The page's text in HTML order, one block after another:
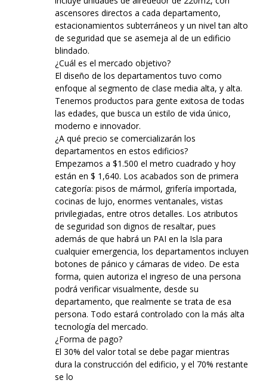
ascensores directos a cada departamento,
estacionamientos subterráneos y un nivel tan alto
de seguridad que se asemeja al de un edificio
blindado.
¿Cuál es el mercado objetivo?
El diseño de los departamentos tuvo como
enfoque al segmento de clase media alta, y alta.
Tenemos productos para gente exitosa de todas
las edades, que busca un estilo de vida único,
moderno e innovador.
¿A qué precio se comercializarán los
departamentos en estos edificios?
Empezamos a $1.500 el metro cuadrado y hoy
están en $ 1,640. Los acabados son de primera
categoría: pisos de mármol, grifería importada,
cocinas de lujo, enormes ventanales, vistas
privilegiadas, entre otros detalles. Los atributos
de seguridad son dignos de resaltar, pues
además de que habrá un PAI en la Isla para
cualquier emergencia, los departamentos incluyen
botones de pánico y cámaras de video. De esta
forma, quien autoriza el ingreso de una persona
podrá verificar visualmente, desde su
departamento, que realmente se trata de esa
persona. Todo estará controlado con la más alta
tecnología del mercado.
¿Forma de pago?
El 30% del valor total se debe pagar mientras
dura la construcción del edificio, y el 70% restante
se lo